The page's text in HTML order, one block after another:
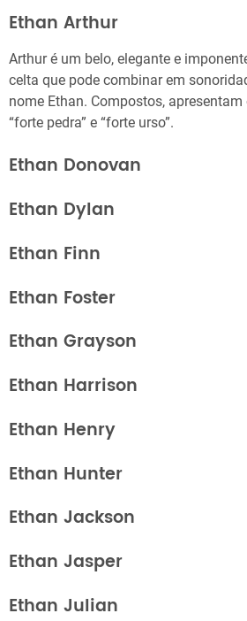
Ethan Arthur
Arthur é um belo, elegante e
celta que pode combinar em
nome Ethan. Compostos,
“forte pedra” e “forte urso”.
Ethan Donovan
Ethan Dylan
Ethan Finn
Ethan Foster
Ethan Grayson
Ethan Harrison
Ethan Henry
Ethan Hunter
Ethan Jackson
Ethan Jasper
Ethan Julian